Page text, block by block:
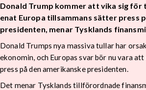
Donald Trump kommer att vika sig för
enat Europa tillsammans sätter press
presidenten, menar Tysklands
Donald Trumps nya massiva tullar har
ekonomin, och Europas svar bör nu vara
press på den amerikanske presidenten.
Det menar Tysklands tillförordnade